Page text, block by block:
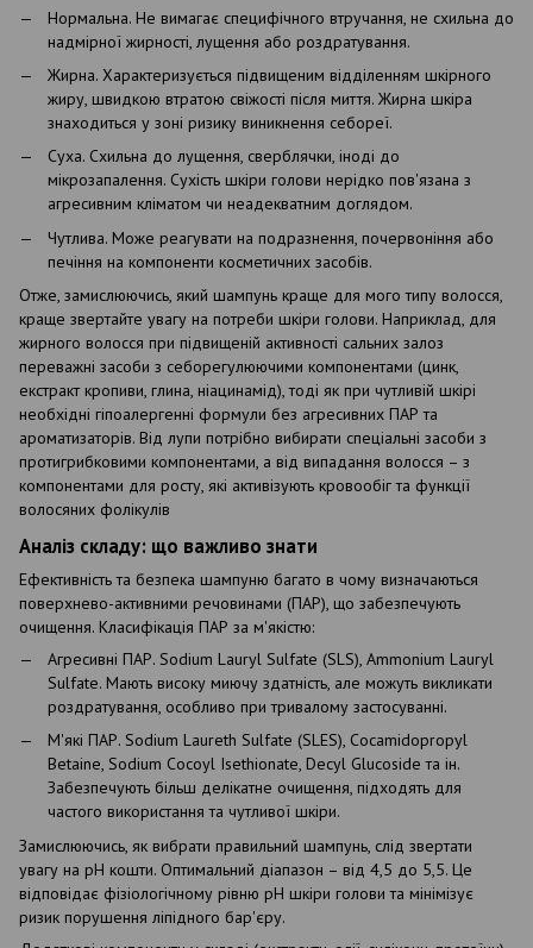
Нормальна. Не вимагає специфічного втручання, не схильна до
надмірної жирності, лущення або роздратування.
Жирна. Характеризується підвищеним відділенням шкірного
жиру, швидкою втратою свіжості після миття. Жирна шкіра
знаходиться у зоні ризику виникнення себореї.
Суха. Схильна до лущення, сверблячки, іноді до
мікрозапалення. Сухість шкіри голови нерідко пов'язана з
агресивним кліматом чи неадекватним доглядом.
Чутлива. Може реагувати на подразнення, почервоніння або
печіння на компоненти косметичних засобів.
Отже, замислюючись, який шампунь краще для мого типу волосся,
краще звертайте увагу на потреби шкіри голови. Наприклад, для
жирного волосся при підвищеній активності сальних залоз
переважні засоби з себорегулюючими компонентами (цинк,
екстракт кропиви, глина, ніацинамід), тоді як при чутливій шкірі
необхідні гіпоалергенні формули без агресивних ПАР та
ароматизаторів. Від лупи потрібно вибирати спеціальні засоби з
протигрибковими компонентами, а від випадання волосся – з
компонентами для росту, які активізують кровообіг та функції
волосяних фолікулів
Аналіз складу: що важливо знати
Ефективність та безпека шампуню багато в чому визначаються
поверхнево-активними речовинами (ПАР), що забезпечують
очищення. Класифікація ПАР за м'якістю:
Агресивні ПАР. Sodium Lauryl Sulfate (SLS), Ammonium Lauryl
Sulfate. Мають високу миючу здатність, але можуть викликати
роздратування, особливо при тривалому застосуванні.
М'які ПАР. Sodium Laureth Sulfate (SLES), Cocamidopropyl
Betaine, Sodium Cocoyl Isethionate, Decyl Glucoside та ін.
Забезпечують більш делікатне очищення, підходять для
частого використання та чутливої ​​шкіри.
Замислюючись, як вибрати правильний шампунь, слід звертати
увагу на рН кошти. Оптимальний діапазон – від 4,5 до 5,5. Це
відповідає фізіологічному рівню рН шкіри голови та мінімізує
ризик порушення ліпідного бар'єру.